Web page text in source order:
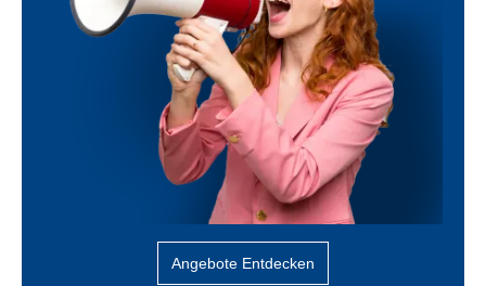
Angebote Entdecken